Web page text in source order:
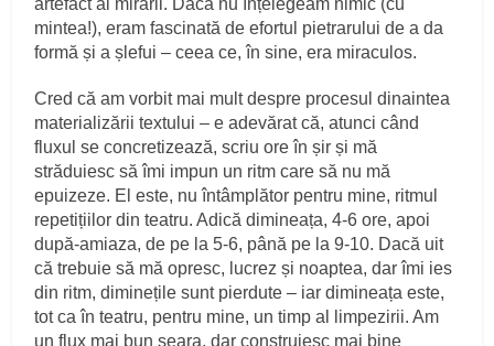
artefact al mirării. Dacă nu înțelegeam nimic (cu
mintea!), eram fascinată de efortul pietrarului de a da
formă și a șlefui – ceea ce, în sine, era miraculos.
Cred că am vorbit mai mult despre procesul dinaintea
materializării textului – e adevărat că, atunci când
fluxul se concretizează, scriu ore în șir și mă
străduiesc să îmi impun un ritm care să nu mă
epuizeze. El este, nu întâmplător pentru mine, ritmul
repetițiilor din teatru. Adică dimineața, 4-6 ore, apoi
după-amiaza, de pe la 5-6, până pe la 9-10. Dacă uit
că trebuie să mă opresc, lucrez și noaptea, dar îmi ies
din ritm, diminețile sunt pierdute – iar dimineața este,
tot ca în teatru, pentru mine, un timp al limpezirii. Am
un flux mai bun seara, dar construiesc mai bine